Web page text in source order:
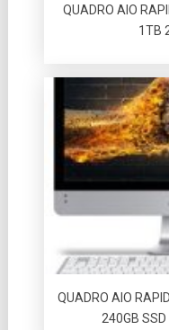
QUADRO AIO
1TB
QUADRO AIO
240GB SSD